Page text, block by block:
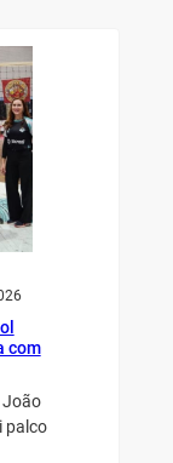
com
João
palco